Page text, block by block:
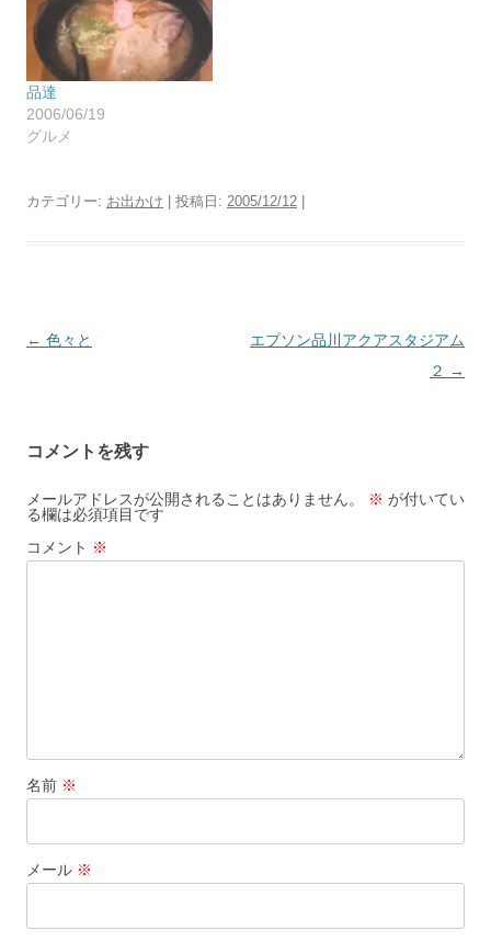
品達
2006/06/19
グルメ
カテゴリー: お出かけ | 投稿日: 2005/12/12
投
ゲ
ー
シ
ョ
← 色々と
エプソン品川アクアスタジアム
２ →
コメントを残す
メールアドレスが公開されることはありません。 ※ が付いてい
る欄は必須項目です
コメント ※
名前 ※
メール ※